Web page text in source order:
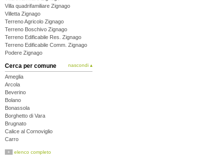
Villa quadrifamiliare Zignago
Villetta Zignago
Terreno Agricolo Zignago
Terreno Boschivo Zignago
Terreno Edificabile Res. Zignago
Terreno Edificabile Comm. Zignago
Podere Zignago
Cerca per comune nascondi ▴
Ameglia
Arcola
Beverino
Bolano
Bonassola
Borghetto di Vara
Brugnato
Calice al Cornoviglio
Carro
Castelnuovo Magra
+ elenco completo